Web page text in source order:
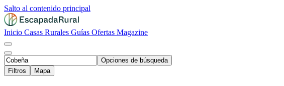
Salto al contenido principal
Inicio Casas Rurales Guías Ofertas Magazine
Opciones de búsqueda
Filtros
Mapa